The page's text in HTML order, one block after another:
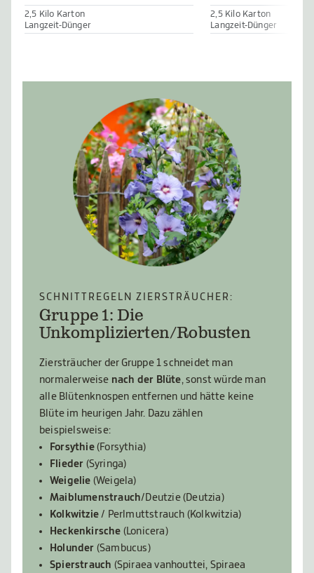
2,5 Kilo Karton
Langzeit-Dünger
2,5 Kilo Karton
Langzeit-Dünger
SCHNITTREGELN ZIERSTRÄUCHER:
Gruppe 1: Die
Unkomplizierten/Robusten
Ziersträucher der Gruppe 1 schneidet man
normalerweise nach der Blüte, sonst würde man
alle Blütenknospen entfernen und hätte keine
Blüte im heurigen Jahr. Dazu zählen
beispielsweise:
Forsythie(Forsythia)
Flieder (Syringa)
Weigelie (Weigela)
Maiblumenstrauch/Deutzie(Deutzia)
Kolkwitzie/ Perlmuttstrauch (Kolkwitzia)
Heckenkirsche (Lonicera)
Holunder (Sambucus)
Spierstrauch (Spiraea vanhouttei, Spiraea